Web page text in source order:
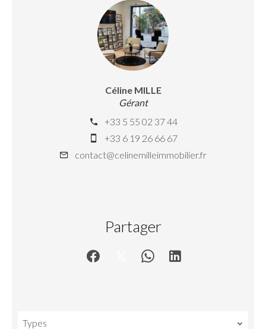
Céline MILLE
Gérant
+33 5 55 02 37 44
+33 6 19 26 66 67
contact@celinemilleimmobilier.fr
Partager
Types